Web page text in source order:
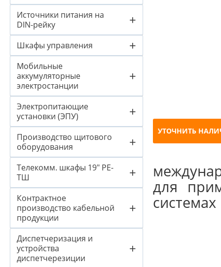
Источники питания на
DIN-рейку
+
Шкафы управления +
Мобильные
аккумуляторные
электростанции
+
Электропитающие
установки (ЭПУ)
+
Производство щитового
оборудования
+
Телекомм. шкафы 19" PE-
ТШ
+
Контрактное
производство кабельной
продукции
+
Диспетчеризация и
устройства
диспетчерезиции
+
УТОЧНИТЬ
для